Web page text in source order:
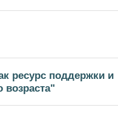
ресурс поддержки и
возраста"